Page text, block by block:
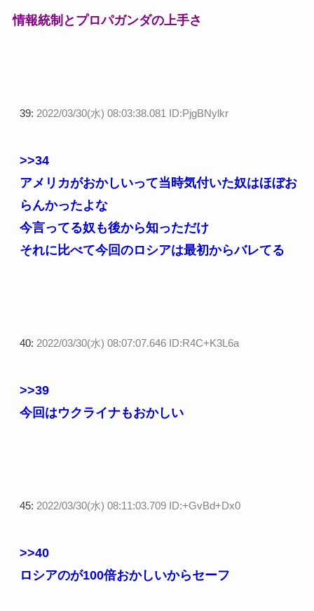
情報統制とプロパガンダの上手さ
39: 2022/03/30(水) 08:03:38.081 ID:PjgBNylkr
>>34
アメリカがおかしいって当時気付いた奴はほぼお
らんかったよな
今言ってる奴も後から知っただけ
それに比べて今回のロシアは最初からバレてる
40: 2022/03/30(水) 08:07:07.646 ID:R4C+K3L6a
>>39
今回はウクライナもおかしい
45: 2022/03/30(水) 08:11:03.709 ID:+GvBd+Dx0
>>40
ロシアのが100倍おかしいからセーフ